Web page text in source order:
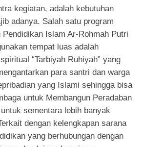
kegiatan, adalah kebutuhan
adanya. Salah satu program
Pendidikan Islam Ar-Rohmah Putri
tempat luas adalah
“Tarbiyah Ruhiyah” yang
para santri dan warga
yang Islami sehingga bisa
untuk Membangun Peradaban
sementara lebih banyak
dengan kelengkapan sarana
yang berhubungan dengan